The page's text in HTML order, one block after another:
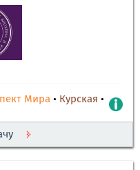
Мира • Курская •